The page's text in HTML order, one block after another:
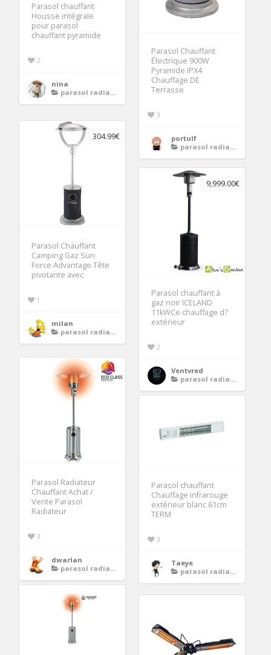
Parasol chauffant
Housse intégrale
pour parasol
chauffant pyramide
2
nina
parasol radiateur chauffant
Parasol Chauffant
Électrique 900W
Pyramide IPX4
Chauffage DE
Terrasse
3
portulf
parasol radiateur chauffant
304.99€
Parasol Chauffant
Camping Gaz Sun
Force Advantage.Tête
pivotante avec
1
milan
parasol radiateur chauffant
9,999.00€
Parasol chauffant à
gaz noir ICELAND
11kWCe chauffage d?
extérieur
2
Ventvred
parasol radiateur chauffant
Parasol Radiateur
Chauffant Achat /
Vente Parasol
Radiateur
3
dwarlan
parasol radiateur chauffant
Parasol chauffant
Chauffage infrarouge
extérieur blanc 61cm
TERM
3
Taeye
parasol radiateur chauffant